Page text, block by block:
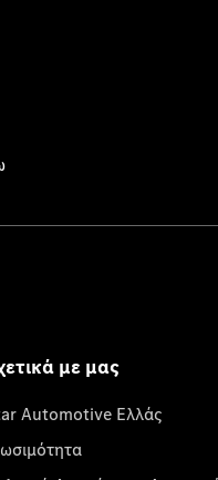
με μας
Automotive Ελλάς